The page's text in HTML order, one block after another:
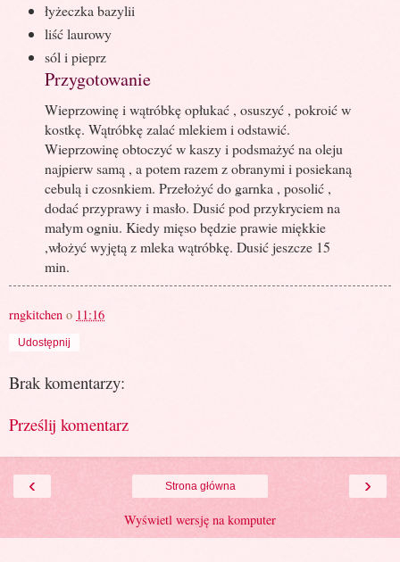
łyżeczka bazylii
liść laurowy
sól i pieprz
Przygotowanie
Wieprzowinę i wątróbkę opłukać , osuszyć , pokroić w
kostkę. Wątróbkę zalać mlekiem i odstawić.
Wieprzowinę obtoczyć w kaszy i podsmażyć na oleju
najpierw samą , a potem razem z obranymi i posiekaną
cebulą i czosnkiem. Przełożyć do garnka , posolić ,
dodać przyprawy i masło. Dusić pod przykryciem na
małym ogniu. Kiedy mięso będzie prawie miękkie
,włożyć wyjętą z mleka wątróbkę. Dusić jeszcze 15
min.
rngkitchen o 11:16
Udostępnij
Brak komentarzy:
Prześlij komentarz
‹ ›
Strona główna
Wyświetl wersję na komputer